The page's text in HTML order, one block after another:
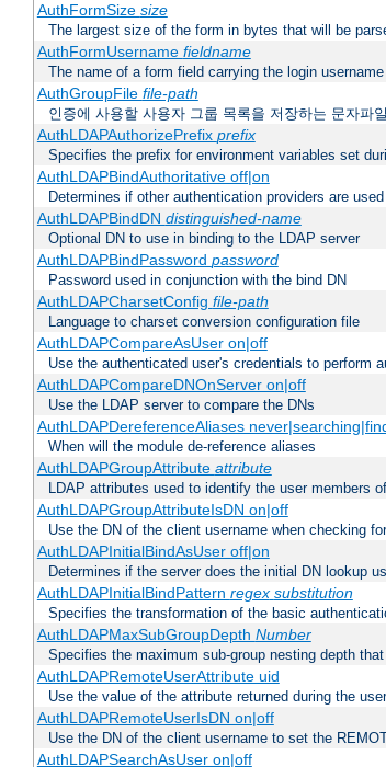
AuthFormSize size
The largest size of the form in bytes that will be
AuthFormUsername fieldname
The name of a form field carrying the login username
AuthGroupFile file-path
인증에 사용할 사용자 그룹 목록을 저장하는 문자파
AuthLDAPAuthorizePrefix prefix
Specifies the prefix for environment variables set
AuthLDAPBindAuthoritative off|on
Determines if other authentication providers are
AuthLDAPBindDN distinguished-name
Optional DN to use in binding to the LDAP server
AuthLDAPBindPassword password
Password used in conjunction with the bind DN
AuthLDAPCharsetConfig file-path
Language to charset conversion configuration file
AuthLDAPCompareAsUser on|off
Use the authenticated user's credentials to perform
AuthLDAPCompareDNOnServer on|off
Use the LDAP server to compare the DNs
AuthLDAPDereferenceAliases
When will the module de-reference aliases
AuthLDAPGroupAttribute attribute
LDAP attributes used to identify the user members
AuthLDAPGroupAttributeIsDN on|off
Use the DN of the client username when checking
AuthLDAPInitialBindAsUser off|on
Determines if the server does the initial DN lookup
AuthLDAPInitialBindPattern regex substitution
Specifies the transformation of the basic
AuthLDAPMaxSubGroupDepth Number
Specifies the maximum sub-group nesting depth
AuthLDAPRemoteUserAttribute uid
Use the value of the attribute returned during the
AuthLDAPRemoteUserIsDN on|off
Use the DN of the client username to set the
AuthLDAPSearchAsUser on|off